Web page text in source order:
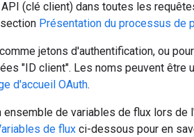
(clé client) dans toutes les
Présentation du processus de
jetons d'authentification, ou
"ID client". Les noms peuvent être
d'accueil OAuth.
ensemble de variables de flux lors
de flux ci-dessous pour en